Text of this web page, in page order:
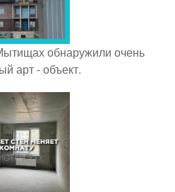
обнаружили очень
арт - объект.